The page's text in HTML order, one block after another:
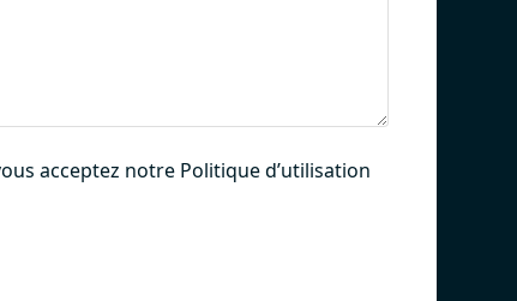
acceptez notre Politique d’utilisation